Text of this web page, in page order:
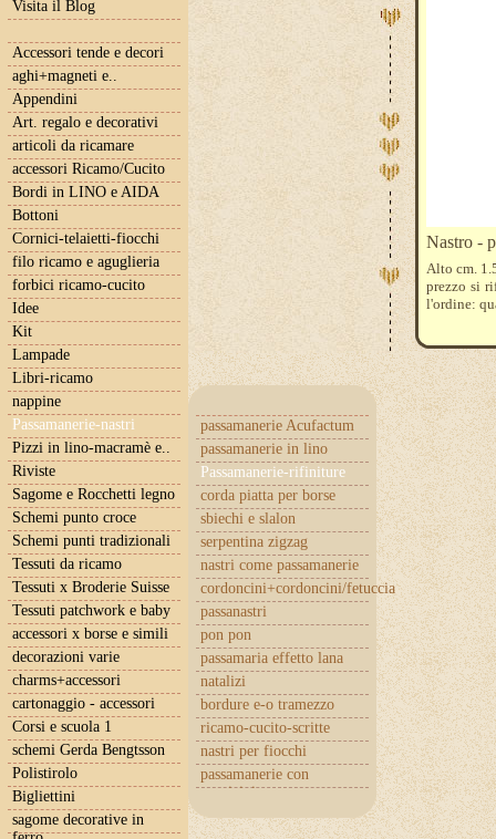
Visita il Blog
Accessori tende e decori
aghi+magneti e..
Appendini
Art. regalo e decorativi
articoli da ricamare
accessori Ricamo/Cucito
Bordi in LINO e AIDA
Bottoni
Cornici-telaietti-fiocchi
filo ricamo e aguglieria
forbici ricamo-cucito
Idee
Kit
Lampade
Libri-ricamo
nappine
Passamanerie-nastri
passamanerie Acufactum
passamanerie in lino
Passamanerie-rifiniture
corda piatta per borse
sbiechi e slalon
serpentina zigzag
nastri come passamanerie
cordoncini+cordoncini/fetuccia
passanastri
pon pon
passamaria effetto lana
natalizi
bordure e-o tramezzo
ricamo-cucito-scritte
nastri per fiocchi
passamanerie con
cuoricini
Pizzi in lino-macramè e..
Riviste
Sagome e Rocchetti legno
Schemi punto croce
Schemi punti tradizionali
Tessuti da ricamo
Tessuti x Broderie Suisse
Tessuti patchwork e baby
accessori x borse e simili
decorazioni varie
charms+accessori
cartonaggio - accessori
Corsi e scuola 1
schemi Gerda Bengtsson
Polistirolo
Bigliettini
sagome decorative in
Nastro -
Alto cm.
prezzo si
l'ordine: